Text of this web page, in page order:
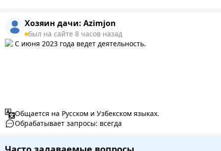
Хозяин дачи: Azimjon
был на сайте 8 часов назад
С июня 2023 года ведет деятельность.
Общается на Русском и Узбекском языках.
Обрабатывает запросы: всегда